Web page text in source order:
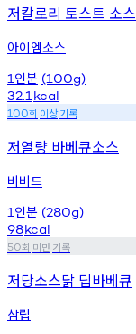
저칼로리 토스트 소스
아이엠소스
1 인분 (100g)
32.1 kcal
100회 이상기록
저열량 바베큐소스
비비드
1 인분 (280g)
98kcal
50회 미만기록
저당소스닭 딥바베큐
삼립